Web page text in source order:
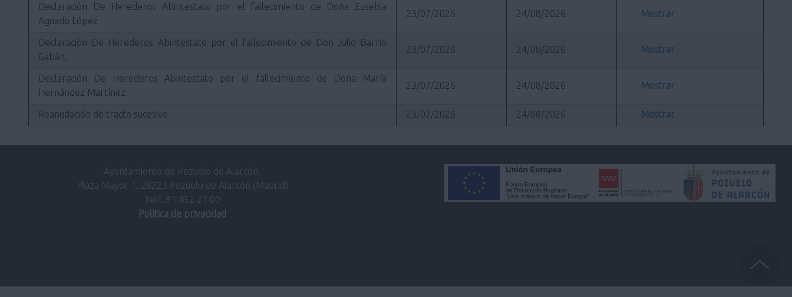
Declaración De Herederos Abintestato por el fallecimiento de Doña Eusebia
Aguado López
23/07/2026 24/08/2026 Mostrar
Declaración De Herederos Abintestato por el fallecimiento de Don Julio Barrio
Gabán,
23/07/2026 24/08/2026 Mostrar
Declaración De Herederos Abintestato por el fallecimiento de Doña María
Hernández Martínez
23/07/2026 24/08/2026 Mostrar
Reanudación de tracto sucesivo 23/07/2026 24/08/2026 Mostrar
Ayuntamiento de Pozuelo de Alarcón.
Plaza Mayor 1, 28223 Pozuelo de Alarcón (Madrid)
Telf. 91 452 27 00
Política de privacidad